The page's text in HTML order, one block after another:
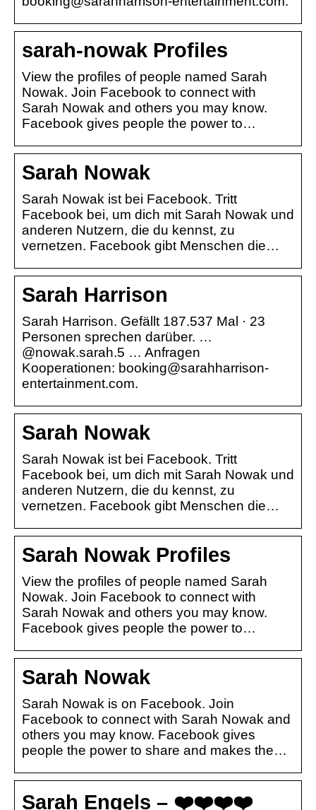
sarah-nowak Profiles
View the profiles of people named Sarah
Nowak. Join Facebook to connect with
Sarah Nowak and others you may know.
Facebook gives people the power to…
Sarah Nowak
Sarah Nowak ist bei Facebook. Tritt
Facebook bei, um dich mit Sarah Nowak und
anderen Nutzern, die du kennst, zu
vernetzen. Facebook gibt Menschen die…
Sarah Harrison
Sarah Harrison. Gefällt 187.537 Mal · 23
Personen sprechen darüber. …
@nowak.sarah.5 … Anfragen
Kooperationen: booking@sarahharrison-
entertainment.com.
Sarah Nowak
Sarah Nowak ist bei Facebook. Tritt
Facebook bei, um dich mit Sarah Nowak und
anderen Nutzern, die du kennst, zu
vernetzen. Facebook gibt Menschen die…
Sarah Nowak Profiles
View the profiles of people named Sarah
Nowak. Join Facebook to connect with
Sarah Nowak and others you may know.
Facebook gives people the power to…
Sarah Nowak
Sarah Nowak is on Facebook. Join
Facebook to connect with Sarah Nowak and
others you may know. Facebook gives
people the power to share and makes the…
Sarah Engels – ❤️❤️❤️❤️